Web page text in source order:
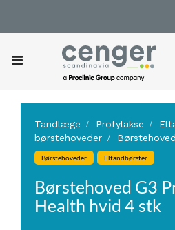
Tandlæge Profylakse
børstehoveder
Børstehoveder Eltandbørster
Børstehoved G3
Health hvid 4 stk